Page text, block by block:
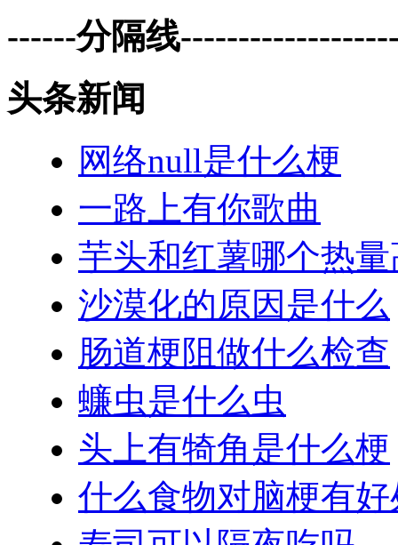
------分隔线
头条新闻
网络null是什么梗
一路上有你歌曲
芋头和红薯哪个热量
沙漠化的原因是什么
肠道梗阻做什么检查
蠊虫是什么虫
头上有犄角是什么梗
什么食物对脑梗有好